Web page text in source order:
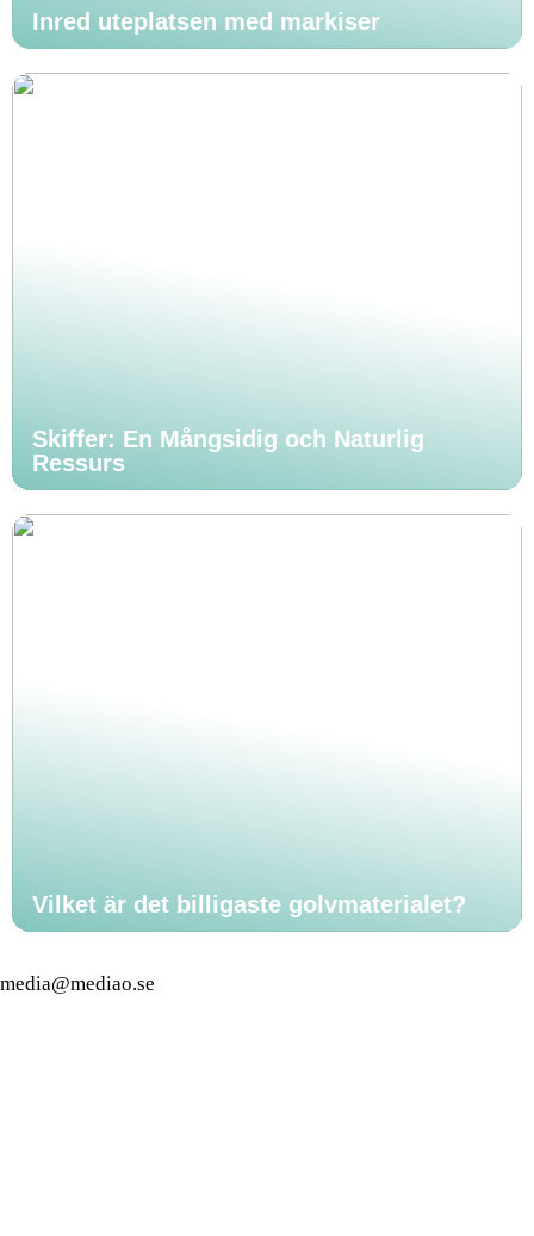
Inred uteplatsen med markiser
Skiffer: En Mångsidig och Naturlig
Ressurs
Vilket är det billigaste golvmaterialet?
media@mediao.se